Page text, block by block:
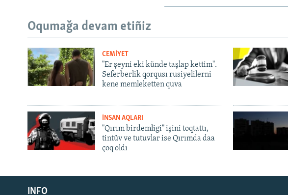
Русский
Українською
Oqumağa devam etiñiz
CEMİYET
"Er şeyni eki künde taşlap kettim".
Seferberlik qorqusı rusiyelilerni
kene memleketten quva
İNSAN AQLARI
"Qırım birdemligi" işini toqtattı,
tintüv ve tutuvlar ise Qırımda daa
çoq oldı
INFO